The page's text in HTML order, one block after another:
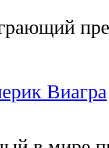
Виагра